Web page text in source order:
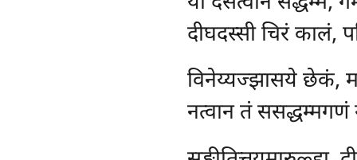
दीघदस्सी चिरं कालं,
विनेय्यज्झासये छेकं,
नत्वान तं